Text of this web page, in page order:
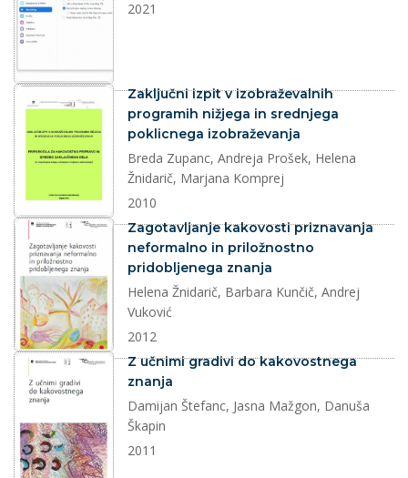
2021
dokument
Zaključni izpit v izobraževalnih
programih nižjega in srednjega
poklicnega izobraževanja
Breda Zupanc, Andreja Prošek, Helena
Žnidarič, Marjana Komprej
2010
dokument
Zagotavljanje kakovosti priznavanja
neformalno in priložnostno
pridobljenega znanja
Helena Žnidarič, Barbara Kunčič, Andrej
Vuković
2012
dokument
Z učnimi gradivi do kakovostnega
znanja
Damijan Štefanc, Jasna Mažgon, Danuša
Škapin
2011